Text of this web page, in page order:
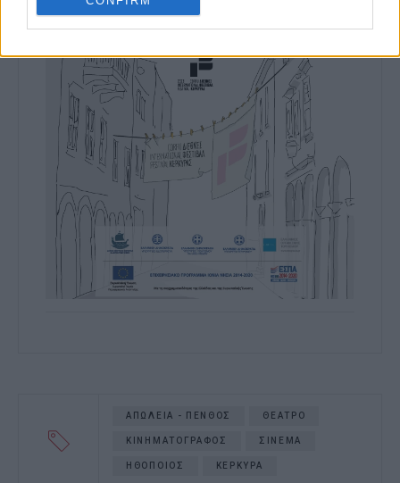
ΑΠΩΛΕΙΑ - ΠΕΝΘΟΣ ΘΕΑΤΡΟ
ΚΙΝΗΜΑΤΟΓΡΑΦΟΣ ΣΙΝΕΜΑ
ΗΘΟΠΟΙΟΣ ΚΕΡΚΥΡΑ